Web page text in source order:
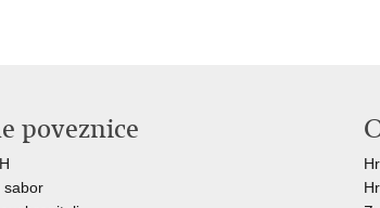
poveznice
sabor